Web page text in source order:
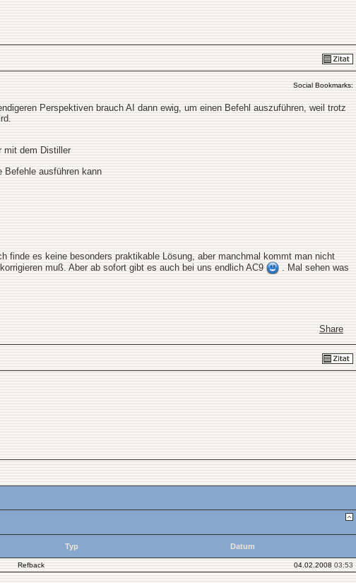
Social Bookmarks:
Perspektiven brauch AI dann ewig, um einen Befehl auszuführen, weil trotz
mit dem Distiller
Befehle ausführen kann
finde es keine besonders praktikable Lösung, aber manchmal kommt man nicht
muß. Aber ab sofort gibt es auch bei uns endlich AC9
. Mal sehen was
Share
Typ Datum
Refback 04.02.2008 03:53